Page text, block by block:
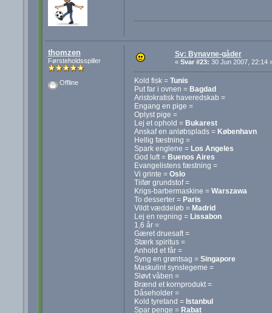
thomzen
Førsteholdsspiller
Offline
Sv: Bynavne-gåder
« Svar #23: 30 Jun 2007, 22:14
Kold fisk = Tunis
Put far i ovnen = Bagdad
Aristokratisk haveredskab =
Engang en pige =
Oplyst pige =
Lej et ophold = Bukarest
Anskaf en anløbsplads = København
Hellig fæstning =
Spark englene = Los Angeles
God luft = Buenos Aires
Evangelistens fæstning =
Vi grinte = Oslo
Tiifør grundstof =
Krigs-barbermaskine = Warszawa
To desserter = Paris
Vildt væddeløb = Madrid
Lej en regning = Lissabon
1,6 år =
Gæret druesaft =
Stærk spiritus =
Anhold et får =
Syng en grøntsag = Singapore
Maskulint synslegeme =
Sløvt våben =
Brænd et kornprodukt =
Dåseholder =
Kold tyretand = Istanbul
Spar penge = Rabat